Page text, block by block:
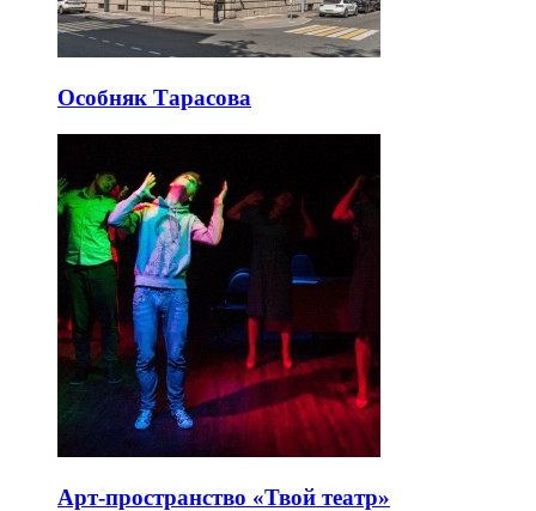
Особняк Тарасова
Арт-пространство «Твой театр»